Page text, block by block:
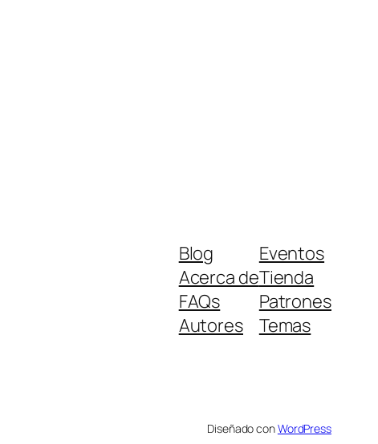
Blog
Acerca de
FAQs
Autores
Eventos
Tienda
Patrones
Temas
Diseñado conWordPress